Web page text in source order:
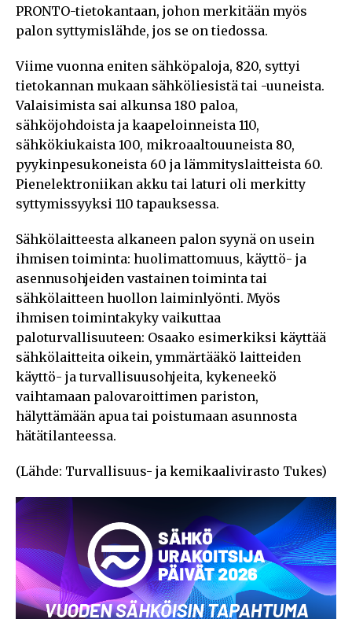
PRONTO-tietokantaan, johon merkitään myös
palon syttymislähde, jos se on tiedossa.
Viime vuonna eniten sähköpaloja, 820, syttyi
tietokannan mukaan sähköliesistä tai -uuneista.
Valaisimista sai alkunsa 180 paloa,
sähköjohdoista ja kaapeloinneista 110,
sähkökiukaista 100, mikroaaltouuneista 80,
pyykinpesukoneista 60 ja lämmityslaitteista 60.
Pienelektroniikan akku tai laturi oli merkitty
syttymissyyksi 110 tapauksessa.
Sähkölaitteesta alkaneen palon syynä on usein
ihmisen toiminta: huolimattomuus, käyttö- ja
asennusohjeiden vastainen toiminta tai
sähkölaitteen huollon laiminlyönti. Myös
ihmisen toimintakyky vaikuttaa
paloturvallisuuteen: Osaako esimerkiksi käyttää
sähkölaitteita oikein, ymmärtääkö laitteiden
käyttö- ja turvallisuusohjeita, kykeneekö
vaihtamaan palovaroittimen pariston,
hälyttämään apua tai poistumaan asunnosta
hätätilanteessa.
(Lähde: Turvallisuus- ja kemikaalivirasto Tukes)